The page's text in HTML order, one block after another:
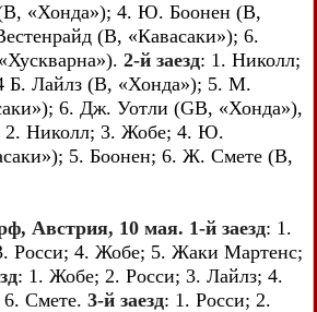
«Хонда»); 4. Ю. Боонен (В,
(В, «Кавасаки»); 6.
2-й заезд: 1. Николл;
Б. Лайлз (В, «Хонда»); 5. М.
6. Дж. Уотли (GB, «Хонда»),
2. Николл; 3. Жобе; 4. Ю.
5. Боонен; 6. Ж. Смете (В,
Австрия, 10 мая. 1-й заезд: 1.
Росси; 4. Жобе; 5. Жаки Мартенс;
: 1. Жобе; 2. Росси; 3. Лайлз; 4.
Смете. 3-й заезд: 1. Росси; 2.